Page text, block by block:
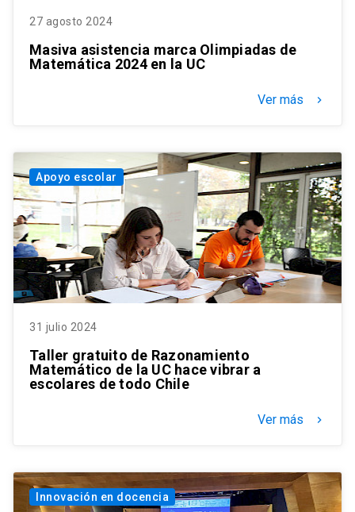
27 agosto 2024
Masiva asistencia marca Olimpiadas de
Matemática 2024 en la UC
Ver más keyboard_arrow_right
Apoyo escolar
31 julio 2024
Taller gratuito de Razonamiento
Matemático de la UC hace vibrar a
escolares de todo Chile
Ver más keyboard_arrow_right
Innovación en docencia